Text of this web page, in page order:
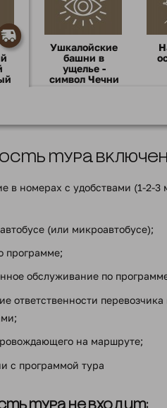
Ушкалойские
башни в
ущелье -
символ Чечни
тура
в номерах с удобствами (1-2-3
(или микроавтобусе);
программе;
обслуживание по
ответственности перевозчика
на маршруте;
с программой тура